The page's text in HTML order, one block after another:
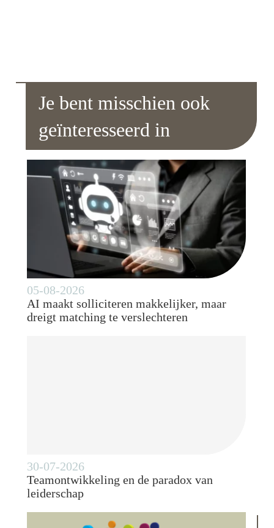
Je bent misschien ook
geïnteresseerd in
05-08-2026
AI maakt solliciteren makkelijker, maar
dreigt matching te verslechteren
30-07-2026
Teamontwikkeling en de paradox van
leiderschap